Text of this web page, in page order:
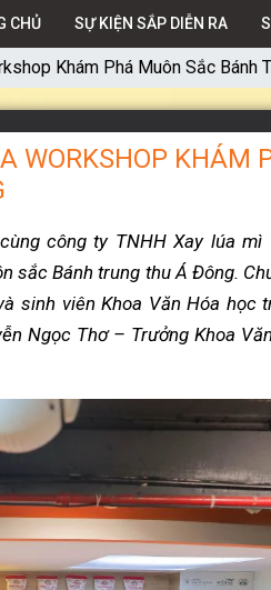
CHỦ SỰ KIỆN SẮP DIỄN RA
Khám Phá Muôn Sắc Bánh
WORKSHOP KHÁM
công ty TNHH Xay lúa mì
sắc Bánh trung thu Á Đông.
sinh viên Khoa Văn Hóa học
Ngọc Thơ – Trưởng Khoa